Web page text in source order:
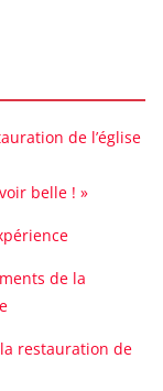
de l’église
belle ! »
de la
restauration de